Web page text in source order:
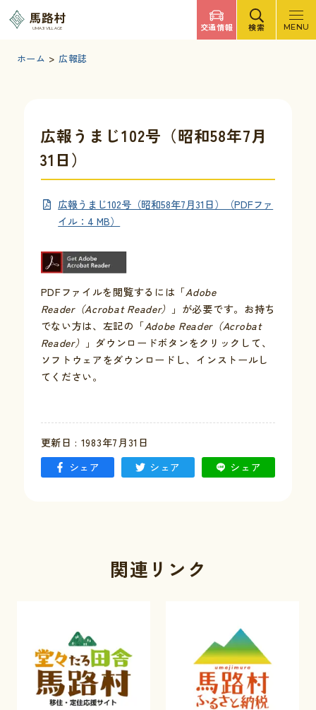
馬路村
UMAJI VILLAGE 交通情報 検索 MENU
ホーム > 広報誌
広報うまじ102号（昭和58年7月
31日）
広報うまじ102号（昭和58年7月31日）（PDFファ
イル：4 MB）
PDFファイルを閲覧するには「Adobe
Reader（Acrobat Reader） 」が必要です。お持ち
でない方は、左記の「Adobe Reader（Acrobat
Reader） 」ダウンロードボタンをクリックして、
ソフトウェアをダウンロードし、インストールし
てください。
更新日 : 1983年7月31日
シェア
シェア シェア
関連リンク
観光・イベント
移住・定住
ふるさと納税
お問い合わせ
例規集
文字サイズ